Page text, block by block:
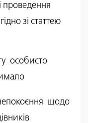
проведення
зі статтею
особисто
щодо